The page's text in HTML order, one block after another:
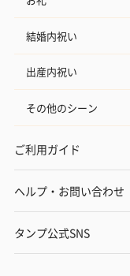
結婚内祝い
出産内祝い
その他のシーン
ご利用ガイド
ヘルプ・お問い合わせ
タンプ公式SNS